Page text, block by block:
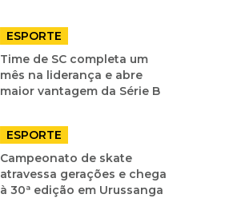
ESPORTE
Time de SC completa um
mês na liderança e abre
maior vantagem da Série B
ESPORTE
Campeonato de skate
atravessa gerações e chega
à 30ª edição em Urussanga